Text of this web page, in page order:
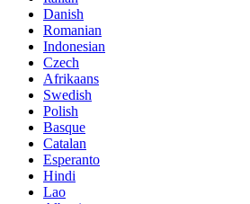
Danish
Romanian
Indonesian
Czech
Afrikaans
Swedish
Polish
Basque
Catalan
Esperanto
Hindi
Lao